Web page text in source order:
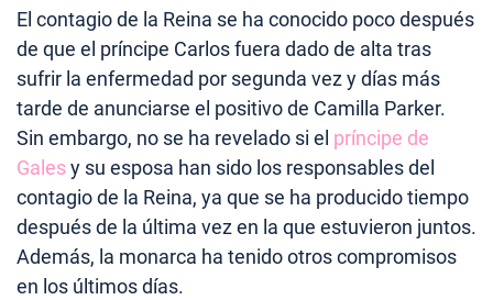
El contagio de la Reina se ha conocido poco después
de que el príncipe Carlos fuera dado de alta tras
sufrir la enfermedad por segunda vez y días más
tarde de anunciarse el positivo de Camilla Parker.
Sin embargo, no se ha revelado si el príncipe de
Galesy su esposa han sido los responsables del
contagio de la Reina, ya que se ha producido tiempo
después de la última vez en la que estuvieron juntos.
Además, la monarca ha tenido otros compromisos
en los últimos días.